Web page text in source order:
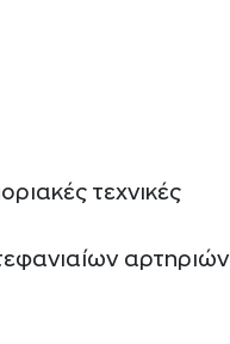
τεχνικές
αρτηριών